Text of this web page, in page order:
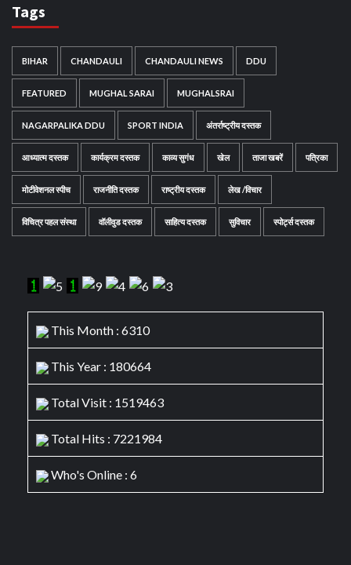
Tags
BIHAR CHANDAULI CHANDAULI NEWS DDU
FEATURED MUGHAL SARAI MUGHALSRAI
NAGARPALIKA DDU SPORT INDIA अंतर्राष्ट्रीय दस्तक
आध्यात्म दस्तक कार्यक्रम दस्तक काव्य सुगंध खेल ताजा खबरें पत्रिका
मोटीवेशनल स्पीच राजनीति दस्तक राष्ट्रीय दस्तक लेख /विचार
विचित्र पहल संस्था वॉलीवुड दस्तक साहित्य दस्तक सुविचार स्पोर्ट्स दस्तक
This Month : 6310
This Year : 180664
Total Visit : 1519463
Total Hits : 7221984
Who's Online : 6